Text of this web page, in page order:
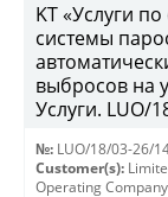
KT «Услуги
системы
выбросов на
Услуги. LUO/
№: LUO/18/03-26/
Customer(s):
Operating